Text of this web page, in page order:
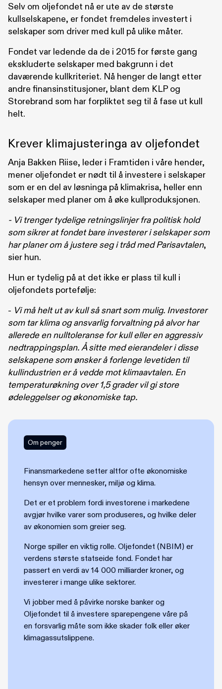
Selv om oljefondet nå er ute av de største
kullselskapene, er fondet fremdeles investert i
selskaper som driver med kull på ulike måter.
Fondet var ledende da de i 2015 for første gang
ekskluderte selskaper med bakgrunn i det
daværende kullkriteriet. Nå henger de langt etter
andre finansinstitusjoner, blant dem KLP og
Storebrand som har forpliktet seg til å fase ut kull
helt.
Krever klimajusteringa av oljefondet
Anja Bakken Riise, leder i Framtiden i våre hender,
mener oljefondet er nødt til å investere i selskaper
som er en del av løsninga på klimakrisa, heller enn
selskaper med planer om å øke kullproduksjonen.
- Vi trenger tydelige retningslinjer fra politisk hold
som sikrer at fondet bare investerer i selskaper som
har planer om å justere seg i tråd med Parisavtalen,
sier hun.
Hun er tydelig på at det ikke er plass til kull i
oljefondets portefølje:
- Vi må helt ut av kull så snart som mulig. Investorer
som tar klima og ansvarlig forvaltning på alvor har
allerede en nulltoleranse for kull eller en aggressiv
nedtrappingsplan. Å sitte med eierandeler i disse
selskapene som ønsker å forlenge levetiden til
kullindustrien er å vedde mot klimaavtalen. En
temperaturøkning over 1,5 grader vil gi store
ødeleggelser og økonomiske tap.
Om penger
Finansmarkedene setter altfor ofte økonomiske
hensyn over mennesker, miljø og klima.
Det er et problem fordi investorene i markedene
avgjør hvilke varer som produseres, og hvilke deler
av økonomien som greier seg.
Norge spiller en viktig rolle. Oljefondet (NBIM) er
verdens største statseide fond. Fondet har
passert en verdi av 14 000 milliarder kroner, og
investerer i mange ulike sektorer.
Vi jobber med å påvirke norske banker og
Oljefondet til å investere sparepengene våre på
en forsvarlig måte som ikke skader folk eller øker
klimagassutslippene.